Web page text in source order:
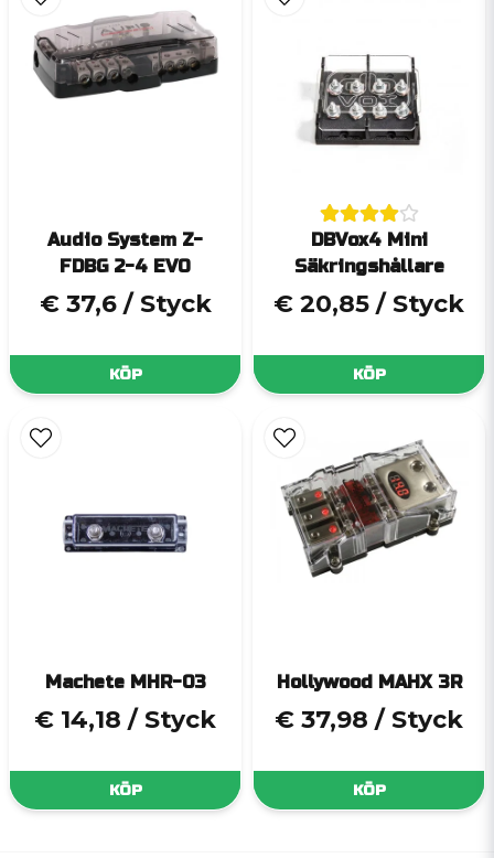
Audio System Z-
FDBG 2-4 EVO
€ 37,6 / Styck
KÖP
DBVox4 Mini
Säkringshållare
€ 20,85 / Styck
KÖP
Machete MHR-03
€ 14,18 / Styck
KÖP
Hollywood MAHX 3R
€ 37,98 / Styck
KÖP